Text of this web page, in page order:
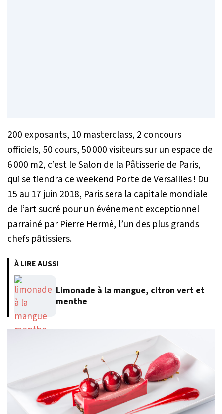
200 exposants, 10 masterclass, 2 concours
officiels, 50 cours, 50 000 visiteurs sur un espace de
6 000 m2, c’est le Salon de la Pâtisserie de Paris,
qui se tiendra ce weekend Porte de Versailles ! Du
15 au 17 juin 2018, Paris sera la capitale mondiale
de l’art sucré pour un événement exceptionnel
parrainé par Pierre Hermé, l’un des plus grands
chefs pâtissiers.
À LIRE AUSSI
Limonade à la mangue, citron vert et
menthe